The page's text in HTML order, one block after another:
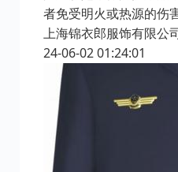
者免受明火或热源的伤
上海锦衣郎服饰有限公
24-06-02 01:24:01